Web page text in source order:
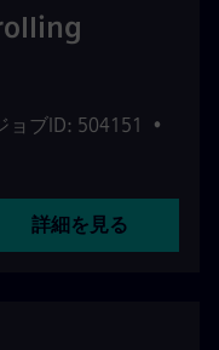
ョブID: 504151
•
詳細を見る